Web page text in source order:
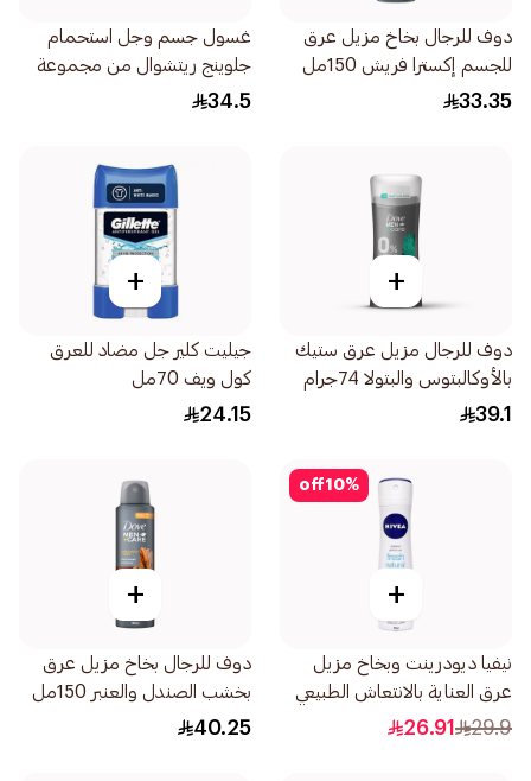
دوف للرجال بخاخ مزيل عرق
للجسم إكسترا فريش 150مل
33.35
غسول جسم وجل استحمام
جلوينج ريتشوال من مجموعة
اسرار التغذية لبشرة مشرقة من
34.5
+
دوف للرجال مزيل عرق ستيك
بالأوكالبتوس والبتولا 74جرام
39.1
+
جيليت كلير جل مضاد للعرق
كول ويف 70مل
24.15
10%
off
+
نيفيا ديودرينت وبخاخ مزيل
عرق العناية بالانتعاش الطبيعي
للنساء 150مل
29.9
26.91
+
دوف للرجال بخاخ مزيل عرق
بخشب الصندل والعنبر 150مل
40.25